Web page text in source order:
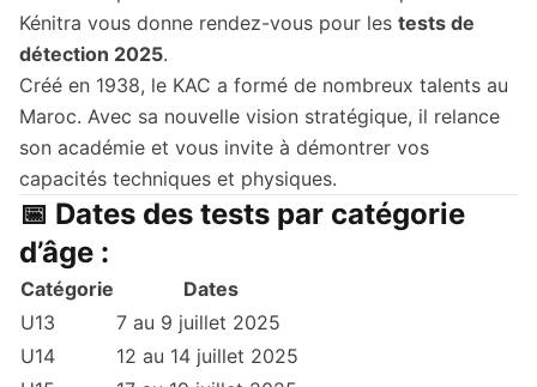
Kénitra vous donne rendez-vous pour les tests de
détection 2025.
Créé en 1938, le KAC a formé de nombreux talents au
Maroc. Avec sa nouvelle vision stratégique, il relance
son académie et vous invite à démontrer vos
capacités techniques et physiques.
📅 Dates des tests par catégorie
d’âge :
Catégorie
Dates
U13
7 au 9 juillet 2025
U14
12 au 14 juillet 2025